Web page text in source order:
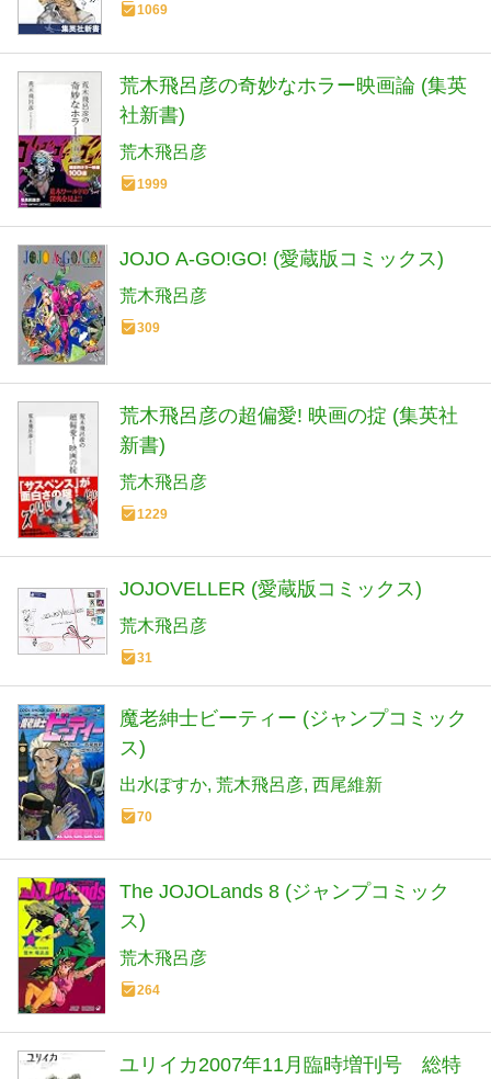
1069
荒木飛呂彦の奇妙なホラー映画論 (集英
社新書)
荒木飛呂彦
1999
JOJO A-GO!GO! (愛蔵版コミックス)
荒木飛呂彦
309
荒木飛呂彦の超偏愛! 映画の掟 (集英社
新書)
荒木飛呂彦
1229
JOJOVELLER (愛蔵版コミックス)
荒木飛呂彦
31
魔老紳士ビーティー (ジャンプコミック
ス)
出水ぽすか 荒木飛呂彦 西尾維新
70
The JOJOLands 8 (ジャンプコミック
ス)
荒木飛呂彦
264
ユリイカ2007年11月臨時増刊号 総特